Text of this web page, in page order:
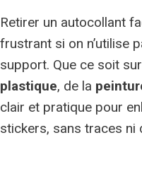
Retirer un autocollant
frustrant si on n’utilise
support. Que ce soit
plastique, de la
clair et pratique pour
stickers, sans traces ni